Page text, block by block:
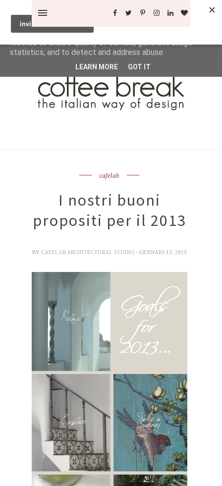
cafelab
I nostri buoni
propositi per il 2013
BY CAFELAB ARCHITECTURAL STUDIO - GENNAIO 13, 2013
This site uses cookies from Google to deliver its services
and to analyze traffic. Your IP address and user-agent are
shared with Google along with performance and security
metrics to ensure quality of service, generate usage
statistics, and to detect and address abuse.
LEARN MORE GOT IT